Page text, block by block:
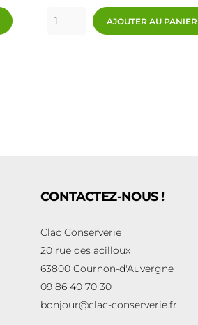
AJOUTER AU PANIER
CONTACTEZ-NOUS !
Clac Conserverie
20 rue des acilloux
63800 Cournon-d'Auvergne
09 86 40 70 30
bonjour@clac-conserverie.fr